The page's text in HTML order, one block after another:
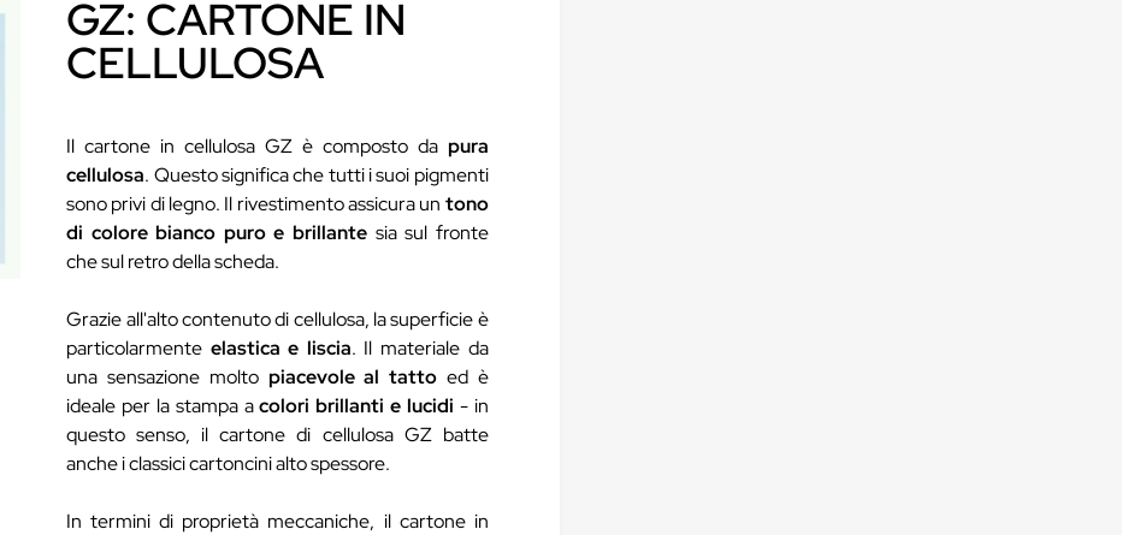
GZ: CARTONE IN
CELLULOSA
Il cartone in cellulosa GZ è composto da pura
cellulosa. Questo significa che tutti i suoi pigmenti
sono privi di legno. Il rivestimento assicura un tono
di colore bianco puro e brillantesia sul fronte
che sul retro della scheda.
Grazie all'alto contenuto di cellulosa, la superficie è
particolarmente elastica e liscia. Il materiale da
una sensazione molto piacevole al tatto ed è
ideale per la stampa acolori brillanti e lucidi - in
questo senso, il cartone di cellulosa GZ batte
anche i classici cartoncini alto spessore.
In termini di proprietà meccaniche, il cartone in